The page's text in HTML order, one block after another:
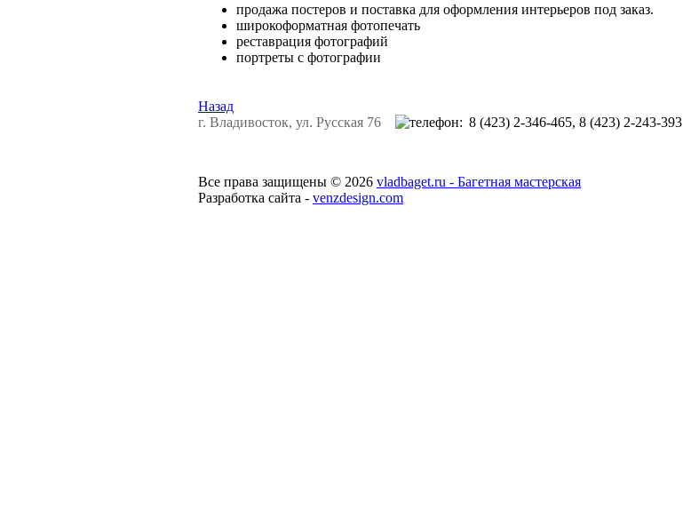
продажа постеров и поставка для оформления интерьеров под заказ.
широкоформатная фотопечать
реставрация фотографий
портреты с фотографии
Назад
г. Владивосток, ул. Русская 76
8 (423) 2-346-465, 8 (423) 2-243-393
Все права защищены © 2026 vladbaget.ru - Багетная мастерская
Разработка сайта - venzdesign.com